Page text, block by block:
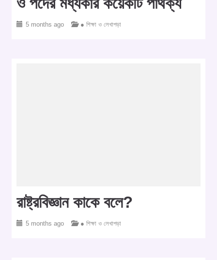
5 months ago ● শিক্ষা ও লেখাপড়া
রাষ্ট্রবিজ্ঞান কাকে বলে?
5 months ago ● শিক্ষা ও লেখাপড়া